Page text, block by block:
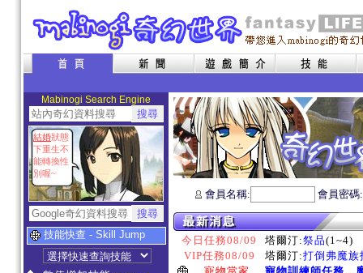
Mabinogi Search Engine
結婚狀態
下重生不
能轉換性
別喔~
技能快查 - Skill Jump
會員名稱: 會員密
今日任務08/09 塔爾汀:祭品(1~4)
VIP任務08/09
塔爾汀:打倒弗魔